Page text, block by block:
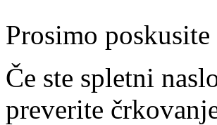
Prosimo poskusite
Če ste spletni
preverite